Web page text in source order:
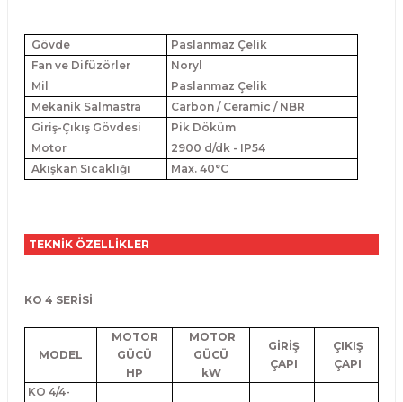
Gövde
Paslanmaz Çelik
Fan ve Difüzörler
Noryl
Mil
Paslanmaz Çelik
Mekanik Salmastra
Carbon / Ceramic / NBR
Giriş-Çıkış Gövdesi
Pik Döküm
Motor
2900 d/dk - IP54
Akışkan Sıcaklığı
Max. 40°C
TEKNİK ÖZELLİKLER
KO 4 SERİSİ
MODEL
MOTOR
GÜCÜ
HP
MOTOR
GÜCÜ
kW
GİRİŞ
ÇAPI
ÇIKIŞ
ÇAPI
KO 4/4-